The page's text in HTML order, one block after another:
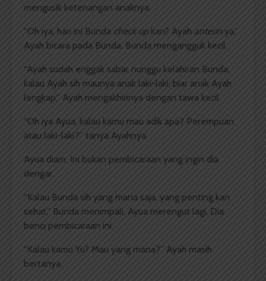
mengusik ketenangan anaknya.
“Oh iya, hari ini Bunda check up kan? Ayah anterin ya,”
Ayah bicara pada Bunda. Bunda mengangguk kecil.
“Ayah sudah enggak sabar nunggu kelahiran Bunda,
kalau Ayah sih maunya anak laki-laki, biar anak Ayah
lengkap,” Ayah mengakhirinya dengan tawa kecil.
“Oh iya Ayua, kalau kamu mau adik apa? Perempuan
atau laki-laki?” tanya Ayahnya.
Ayua diam. Ini bukan pembicaraan yang ingin dia
dengar.
“Kalau Bunda sih yang mana saja, yang penting kan
sehat,” Bunda menimpali. Ayua merengut lagi. Dia
benci pembicaraan ini.
“Kalau kamu Yu? Mau yang mana?” Ayah masih
bertanya.